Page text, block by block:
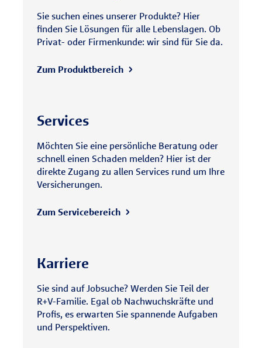
Sie suchen eines unserer Produkte? Hier
finden Sie Lösungen für alle Lebenslagen. Ob
Privat- oder Firmenkunde: wir sind für Sie da.
Zum Produktbereich
Services
Möchten Sie eine persönliche Beratung oder
schnell einen Schaden melden? Hier ist der
direkte Zugang zu allen Services rund um Ihre
Versicherungen.
Zum Servicebereich
Karriere
Sie sind auf Jobsuche? Werden Sie Teil der
R+V-Familie. Egal ob Nachwuchskräfte und
Profis, es erwarten Sie spannende Aufgaben
und Perspektiven.